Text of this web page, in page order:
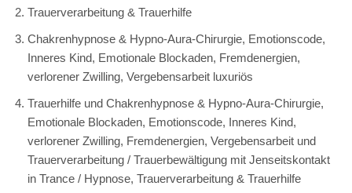
Trauerverarbeitung & Trauerhilfe
Chakrenhypnose & Hypno-Aura-Chirurgie, Emotionscode,
Inneres Kind, Emotionale Blockaden, Fremdenergien,
verlorener Zwilling, Vergebensarbeit luxuriös
Trauerhilfe und Chakrenhypnose & Hypno-Aura-Chirurgie,
Emotionale Blockaden, Emotionscode, Inneres Kind,
verlorener Zwilling, Fremdenergien, Vergebensarbeit und
Trauerverarbeitung / Trauerbewältigung mit Jenseitskontakt
in Trance / Hypnose, Trauerverarbeitung & Trauerhilfe